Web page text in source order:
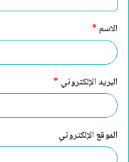
ق
*
الاسم*
البريد الإلكتروني *
الموقع الإلكتروني